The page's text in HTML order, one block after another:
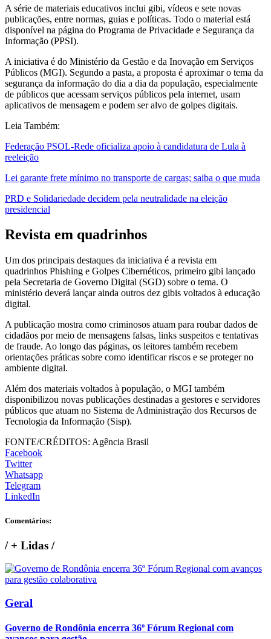
A série de materiais educativos inclui gibi, vídeos e sete novas
publicações, entre normas, guias e políticas. Todo o material está
disponível na página do Programa de Privacidade e Segurança da
Informação (PPSI).
A iniciativa é do Ministério da Gestão e da Inovação em Serviços
Públicos (MGI). Segundo a pasta, a proposta é aproximar o tema da
segurança da informação do dia a dia da população, especialmente
de públicos que acessam serviços públicos pela internet, usam
aplicativos de mensagem e podem ser alvo de golpes digitais.
Leia Também:
Federação PSOL-Rede oficializa apoio à candidatura de Lula à
reeleição
Lei garante frete mínimo no transporte de cargas; saiba o que muda
PRD e Solidariedade decidem pela neutralidade na eleição
presidencial
Revista em quadrinhos
Um dos principais destaques da iniciativa é a revista em
quadrinhos Phishing e Golpes Cibernéticos, primeiro gibi lançado
pela Secretaria de Governo Digital (SGD) sobre o tema. O
ministério deverá lançar ainda outros dez gibis voltados à educação
digital.
A publicação mostra como criminosos atuam para roubar dados de
cidadãos por meio de mensagens falsas, links suspeitos e tentativas
de fraude. Ao longo das páginas, os leitores também recebem
orientações práticas sobre como identificar riscos e se proteger no
ambiente digital.
Além dos materiais voltados à população, o MGI também
disponibilizou novas publicações destinadas a gestores e servidores
públicos que atuam no Sistema de Administração dos Recursos de
Tecnologia da Informação (Sisp).
FONTE/CRÉDITOS: Agência Brasil
Facebook
Twitter
Whatsapp
Telegram
LinkedIn
Comentários:
/+ Lidas /
Geral
Governo de Rondônia encerra 36º Fórum Regional com